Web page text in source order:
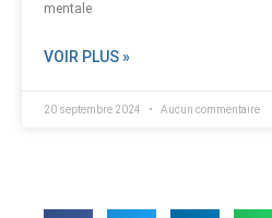
mentale
VOIR PLUS »
20 septembre 2024 Aucun commentaire